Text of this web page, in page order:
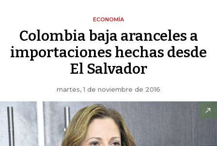
ECONOMÍA
Colombia baja aranceles a
importaciones hechas desde
El Salvador
martes, 1 de noviembre de 2016